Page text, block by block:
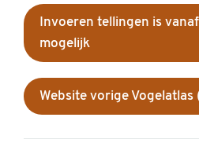
Invoeren tellingen is
mogelijk
Website vorige Vogelatlas